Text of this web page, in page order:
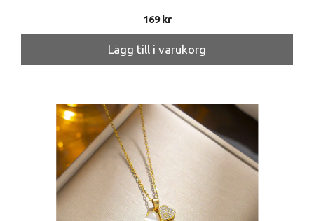
169kr
Lägg till i varukorg